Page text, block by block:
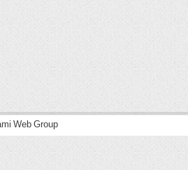
Web Group